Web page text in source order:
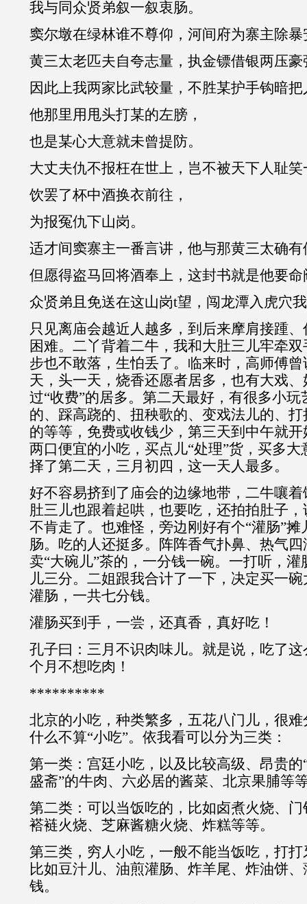
我与同众贤弟叙一叙衷肠。
窦尔墩在绿林谁不尊仰，河间府为寨主除暴
黄三太老匹夫自夸志量，执金镖借银两压豪
因此上我两家比武较量，不胜某护手钩暗把
他那里用甩头打某的左膀，
也是某心大意就未曾提防。
大丈夫仇不报枉在世上，岂不被天下人耻笑
饮罢了杯中酒换衣前往，
为报冤仇下山岗。
适才间窦寨主一番言讲，他与那黄三太确有
但愿得盗马回将酒奉上，这封书就是他要命
众贤弟且免送在这山岗t望，闯龙潭入虎穴
只见离庙会越近人越多，到后来摩肩接踵
困难。二丫背着二牛，我和大肚三儿牢牵
步也不敢落，生怕丢了。临来时，高师傅
天，头一天，烧香还愿者居多，也有大戏
过“收费”的居多。第二天最好，有很多小
的、踩高跷的、扭秧歌的、变戏法儿的、
的等等，免费或收钱少，第三天到中午就
两口便宜的小吃，买点儿“处理”货，买多
择了第二天，三月初四，这一天人最多。
好不容易挤到了庙会的边缘地带，二牛嚷
肚三儿也跟着起哄，也要吃，还拍拍肚子
不肯走了。也难怪，旁边刚好有个“灌肠”
肠。吃的人还挺多。阵阵香气扑鼻、热气
卖“大碗儿”茶的，一分钱一碗。一打听，
儿三分。二姐跟我合计了一下，决定买一
灌肠，一共七分钱。
灌肠买到手，一尝，还真香，真好吃！
孔子曰：三月不识肉味儿。就是说，吃了
个月不想吃肉！
**********
北京的小吃，种类繁多，五花八门儿，很难
什么不算“小吃”。依我看可以分为三类：
第一类：宫廷小吃，以及比较高级、昂贵的
盛斋”的牛肉、六必居的酱菜、北京果脯等
第二类：可以当饭吃的，比如卤煮火烧、
褡裢火烧、芝麻酱糖火烧、炸糕等等。
第三类，穷人小吃，一般不能当饭吃，打
比如豆汁儿、油煎灌肠、炸羊尾、炸油饼
钱。